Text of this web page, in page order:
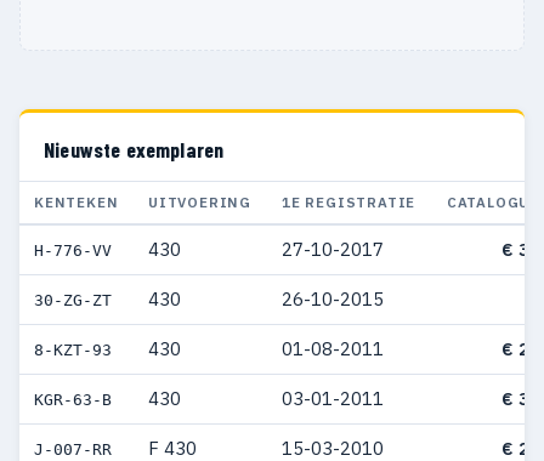
Nieuwste exemplaren
KENTEKEN UITVOERING 1E REGISTRATIE
H-776-VV 430 27-10-2017 €
30-ZG-ZT 430 26-10-2015
8-KZT-93 430 01-08-2011 €
KGR-63-B 430 03-01-2011 €
J-007-RR F 430 15-03-2010 €